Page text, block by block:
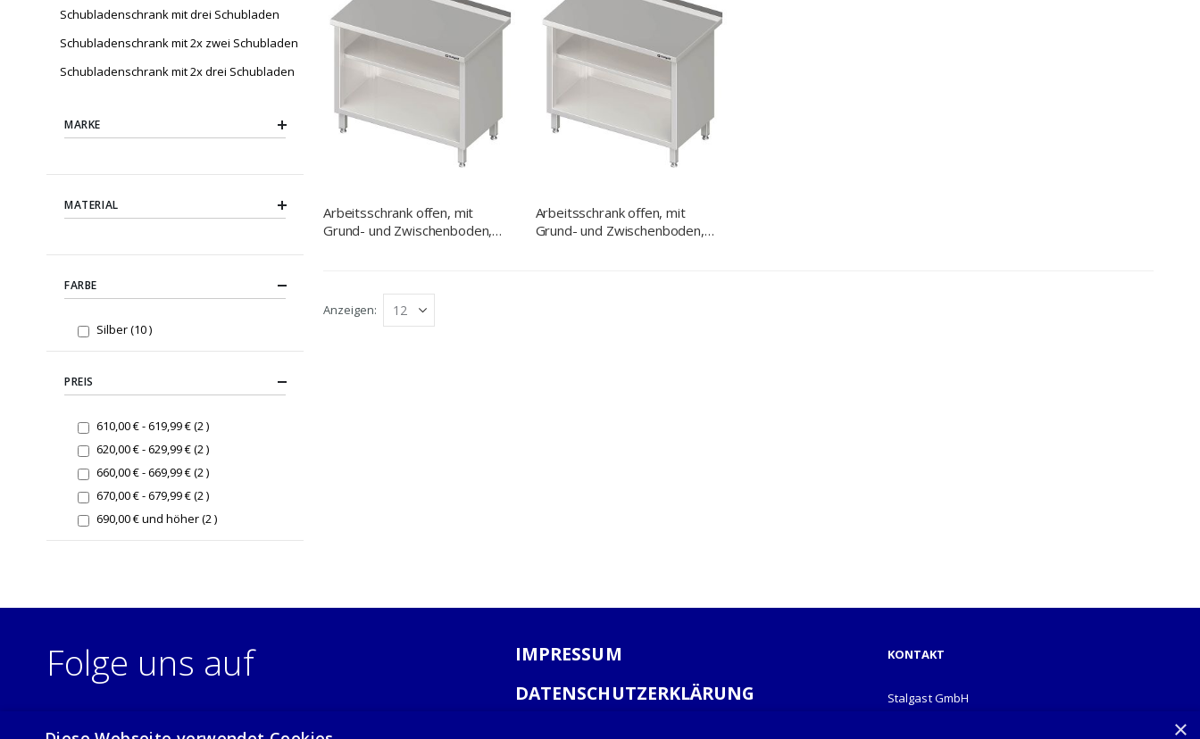
Arbeitsschrank offen, mit
Grund- und Zwischenboden,
Arbeitsschrank offen, mit
Grund- und Zwischenboden,
Anzeigen
Schubladenschrank mit drei Schubladen
Schubladenschrank mit 2x zwei Schubladen
Schubladenschrank mit 2x drei Schubladen
MARKE
MATERIAL
FARBE
Silber 10items
PREIS
610,00 €-619,99 € 2items
620,00 €-629,99 € 2items
660,00 €-669,99 € 2items
670,00 €-679,99 € 2items
690,00 €und höher 2items
Folge uns auf
IMPRESSUM
DATENSCHUTZERKLÄRUNG
KONTAKT
Stalgast GmbH
×